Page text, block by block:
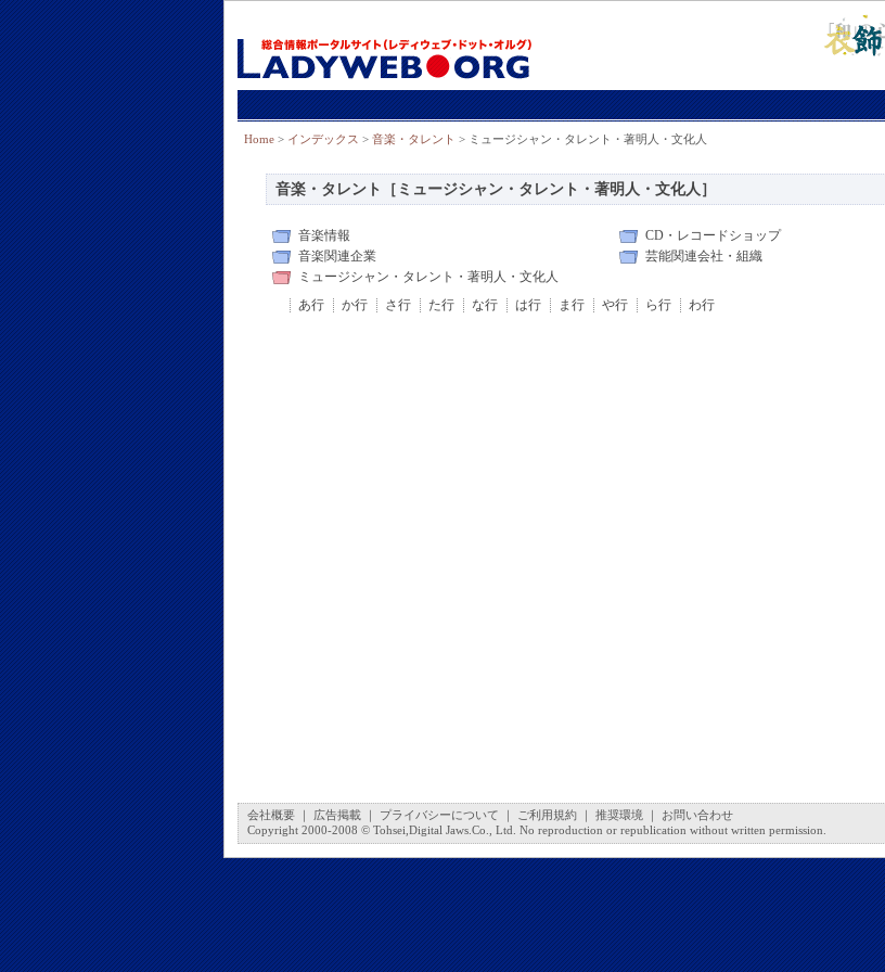
Home > インデックス > 音楽・タレント > ミュージシャン・タレント・著明人・文化人
音楽・タレント［ミュージシャン・タレント・著明人・文化人］
音楽情報
CD・レコードショップ
音楽関連企業
芸能関連会社・組織
ミュージシャン・タレント・著明人・文化人
あ行
か行 さ行 た行 な行 は行 ま行 や行 ら行 わ行
会社概要 広告掲載 プライバシーについて ご利用規約 推奨環境
お問い合わせ
Copyright 2000-2008 © Tohsei,Digital Jaws.Co., Ltd. No reproduction or republication without written permission.